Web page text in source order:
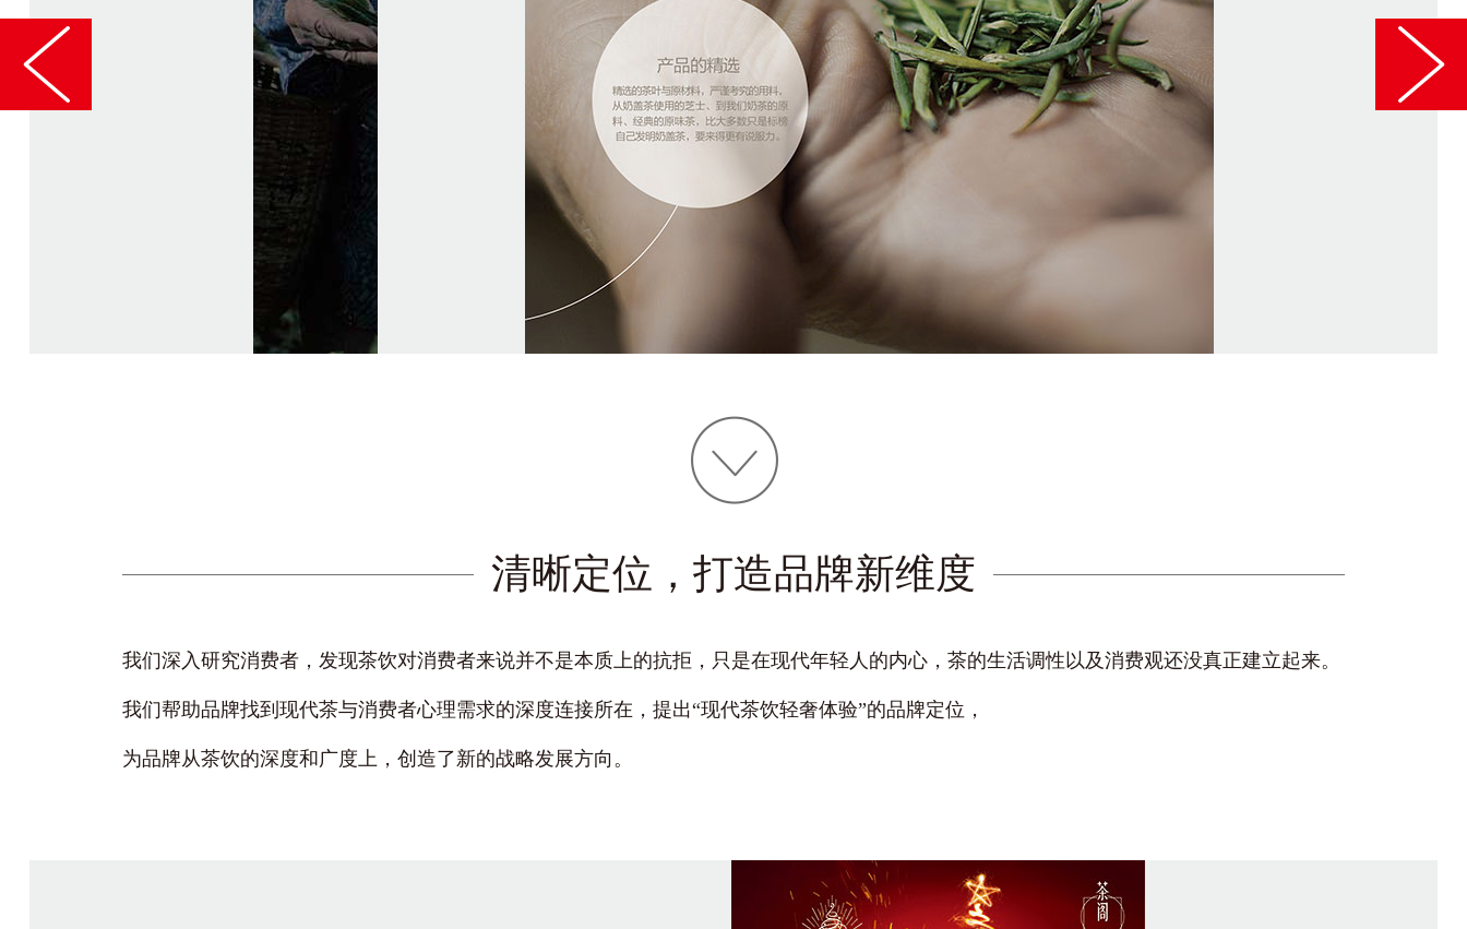
清晰定位，打造品牌新维度
我们深入研究消费者，发现茶饮对消费者来说并不是本质上的抗拒，只是在现代年轻人的内心，茶的生活调性以及消费观还没真正建立起来。
我们帮助品牌找到现代茶与消费者心理需求的深度连接所在，提出“现代茶饮轻奢体验”的品牌定位，
为品牌从茶饮的深度和广度上，创造了新的战略发展方向。